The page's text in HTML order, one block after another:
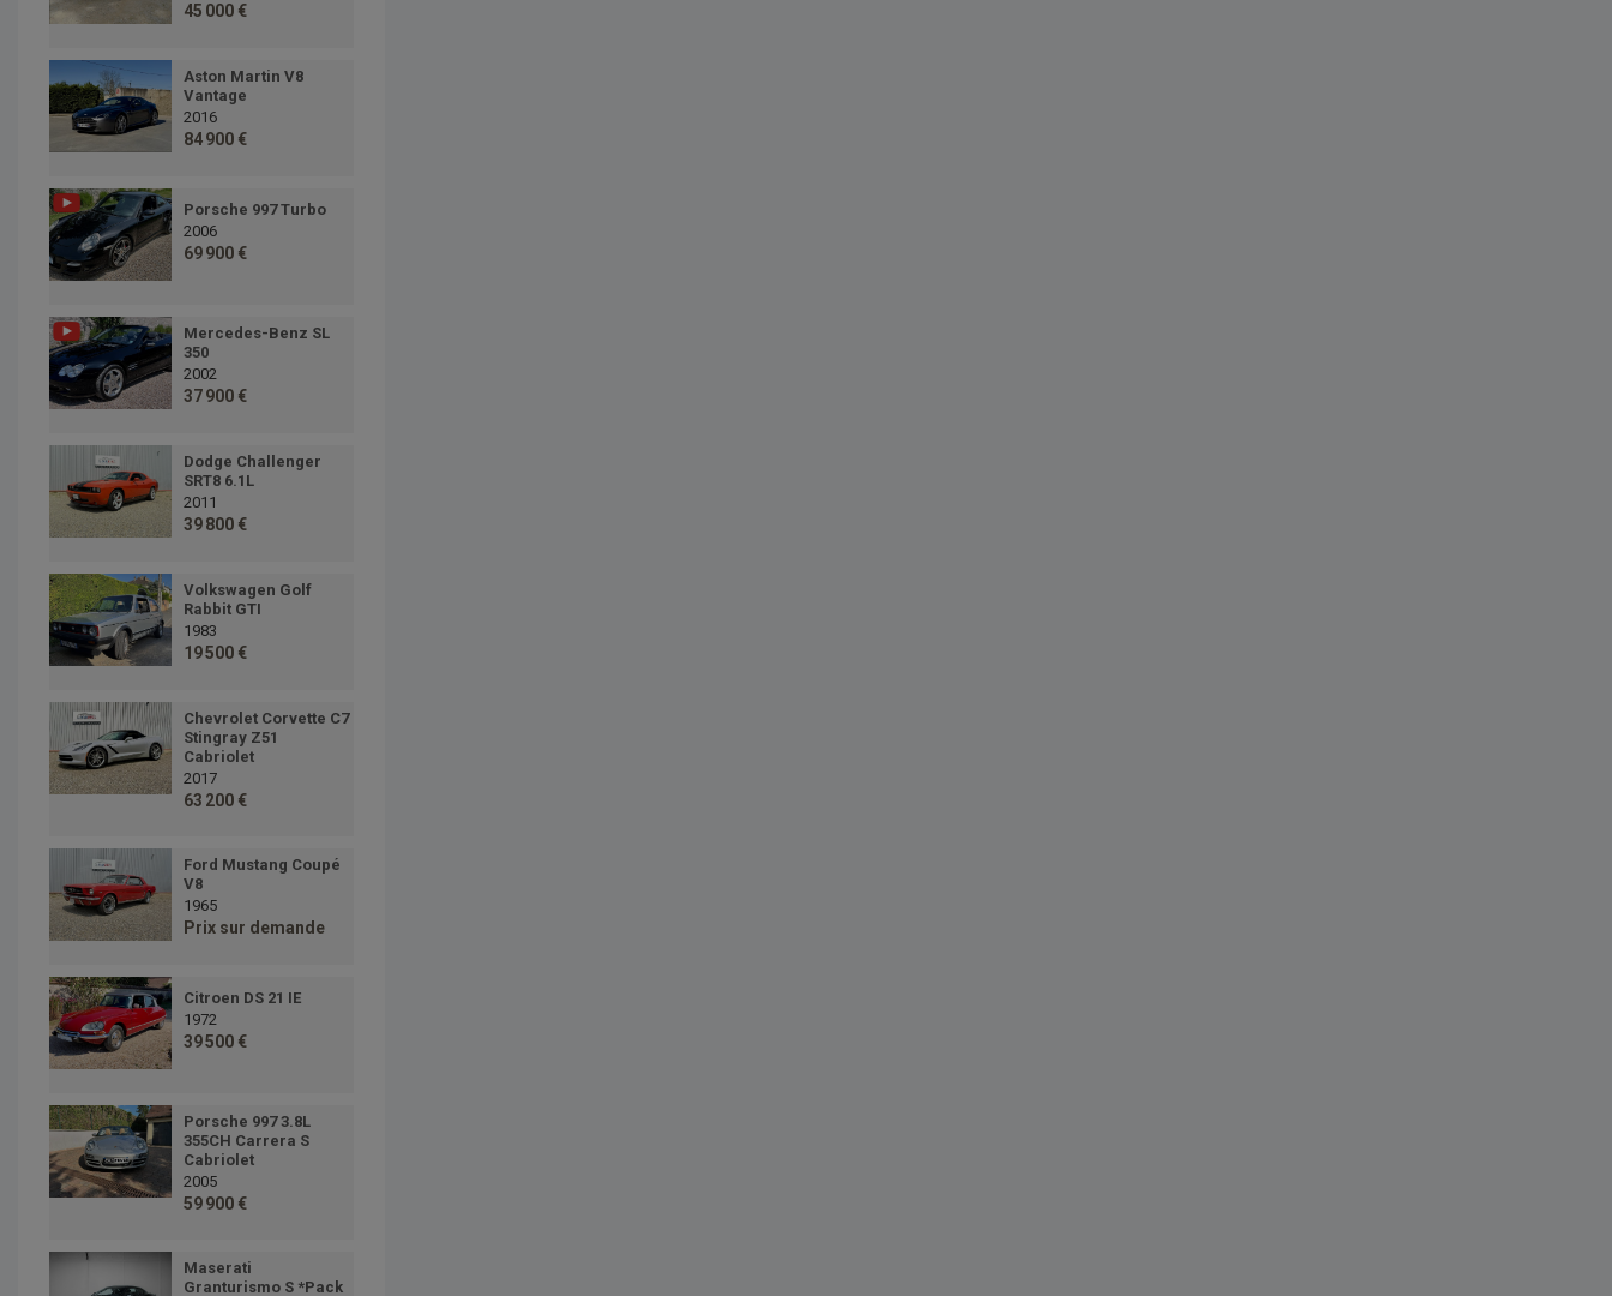
45 000 €
Aston Martin V8
Vantage
2016
84 900 €
Porsche 997 Turbo
2006
69 900 €
Mercedes-Benz SL
350
2002
37 900 €
Dodge Challenger
SRT8 6.1L
2011
39 800 €
Volkswagen Golf
Rabbit GTI
1983
19 500 €
Chevrolet Corvette C7
Stingray Z51
Cabriolet
2017
63 200 €
Ford Mustang Coupé
V8
1965
Prix sur demande
Citroen DS 21 IE
1972
39 500 €
Porsche 997 3.8L
355CH Carrera S
Cabriolet
2005
59 900 €
Maserati
Granturismo S *Pack